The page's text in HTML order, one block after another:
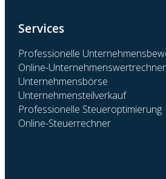
Services
Professionelle
Online-Unternehmenswertrechner
Unternehmensbörse
Unternehmensteilverkauf
Professionelle Steueroptimierung
Online-Steuerrechner